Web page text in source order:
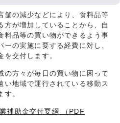
舗の減少などにより、食料品等
方が増加していることから、自
料品等の買い物ができるよう事
の実施に要する経費に対し、
を交付します。
の方々が毎日の買い物に困って
い地域で運行されている移動ス
す。
補助金交付要綱 （PDF